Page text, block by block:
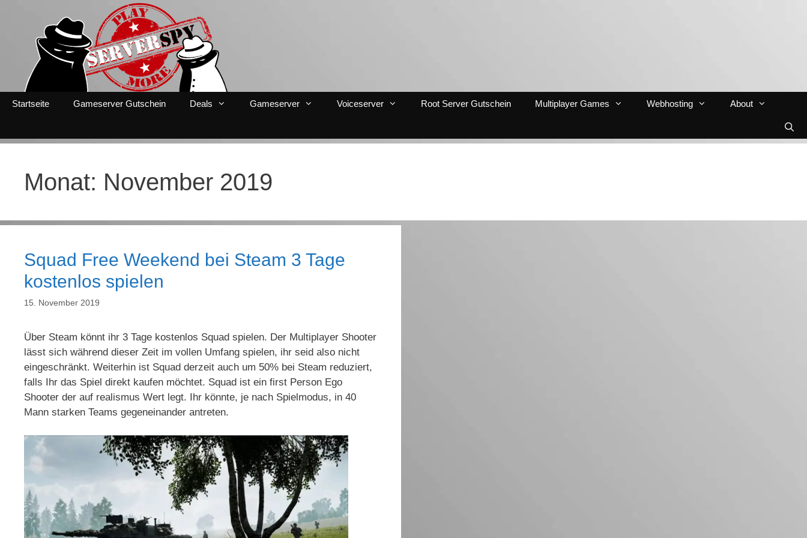
springen
Startseite Gameserver Gutschein Deals Gameserver Voiceserver Root Server Gutschein Multiplayer Games Webhosting About
Monat: November 2019
Squad Free Weekend bei Steam 3 Tage
kostenlos spielen
15. November 2019
Über Steam könnt ihr 3 Tage kostenlos Squad spielen. Der Multiplayer Shooter
lässt sich während dieser Zeit im vollen Umfang spielen, ihr seid also nicht
eingeschränkt. Weiterhin ist Squad derzeit auch um 50% bei Steam reduziert,
falls Ihr das Spiel direkt kaufen möchtet. Squad ist ein first Person Ego
Shooter der auf realismus Wert legt. Ihr könnte, je nach Spielmodus, in 40
Mann starken Teams gegeneinander antreten.